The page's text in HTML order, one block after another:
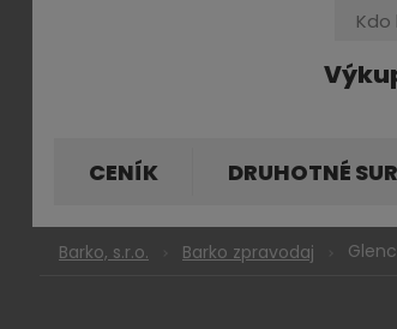
CENÍK DRUHOTNÉ
Barko, s.r.o. Barko zpravodaj